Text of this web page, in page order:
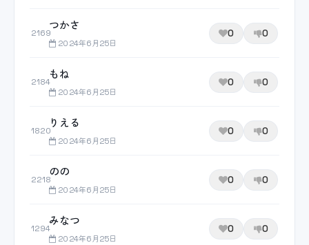
2169
つかさ
2024年6月25日
0 0
2184
もね
2024年6月25日
0 0
1820
りえる
2024年6月25日
0 0
2218
のの
2024年6月25日
0 0
1294
みなつ
2024年6月25日
0 0